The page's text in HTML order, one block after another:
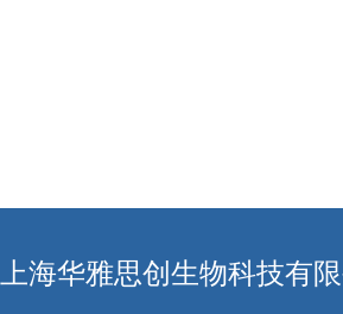
上海华雅思创生物科技有